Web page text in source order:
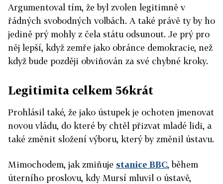
Argumentoval tím, že byl zvolen legitimně v
řádných svobodných volbách. A také právě ty by ho
jedině prý mohly z čela státu odsunout. Je prý pro
něj lepší, když zemře jako obránce demokracie, než
když bude později obviňován za své chybné kroky.
Legitimita celkem 56krát
Prohlásil také, že jako ústupek je ochoten jmenovat
novou vládu, do které by chtěl přizvat mladé lidi, a
také změnit složení výboru, který by změnil ústavu.
Mimochodem, jak zmiňuje stanice BBC, během
úterního proslovu, kdy Mursí mluvil o ústavě,